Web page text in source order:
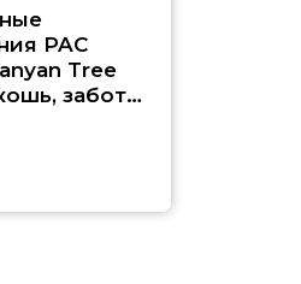
PAC
Tree
забота